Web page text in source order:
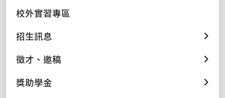
校外實習專區
招生訊息
徵才、邀稿
獎助學金